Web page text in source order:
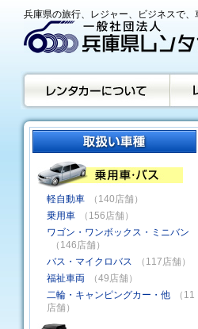
兵庫県の旅行、レジャー、ビジネスで
軽自動車
（140店舗）
乗用車
（156店舗）
ワゴン・ワンボックス・ミニバン
（146店舗）
バス・マイクロバス
（117店舗）
福祉車両
（49店舗）
二輪・キャンピングカー・他
（11
店舗）